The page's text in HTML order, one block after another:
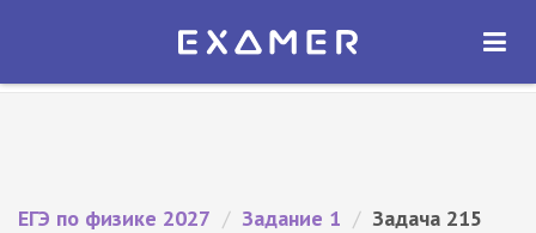
Экзамер — ЕГЭ 2027
ОТКРЫТЬ
ЕГЭ по физике 2027 / Задание 1 / Задача 215